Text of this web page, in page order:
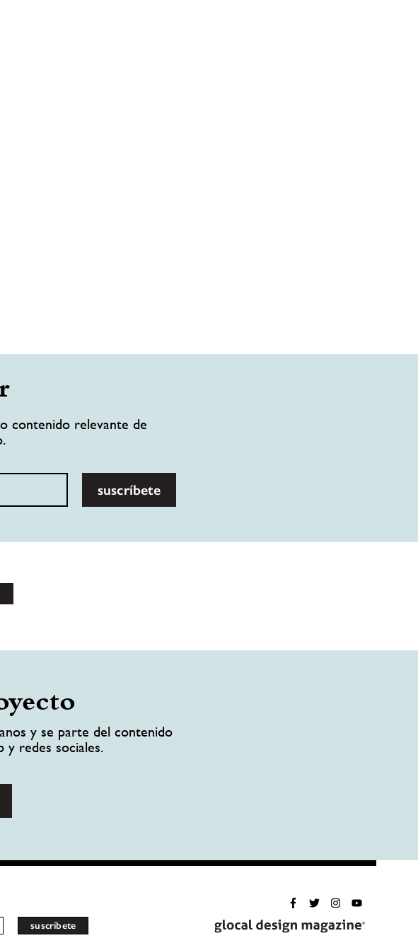
contenido relevante de
suscríbete
y se parte del contenido
redes sociales.
suscríbete